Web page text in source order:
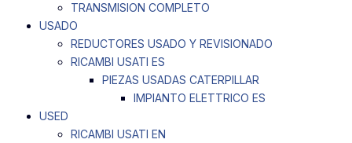
TRANSMISION COMPLETO
USADO
REDUCTORES USADO Y REVISIONADO
RICAMBI USATI ES
PIEZAS USADAS CATERPILLAR
IMPIANTO ELETTRICO ES
USED
RICAMBI USATI EN